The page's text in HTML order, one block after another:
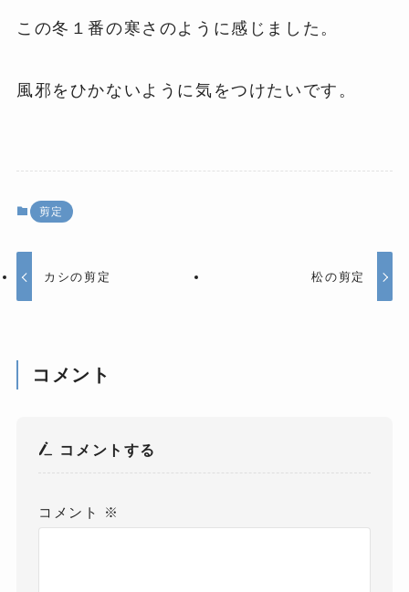
この冬１番の寒さのように感じました。
風邪をひかないように気をつけたいです。
剪定
カシの剪定 松の剪定
コメント
コメントする
コメント ※